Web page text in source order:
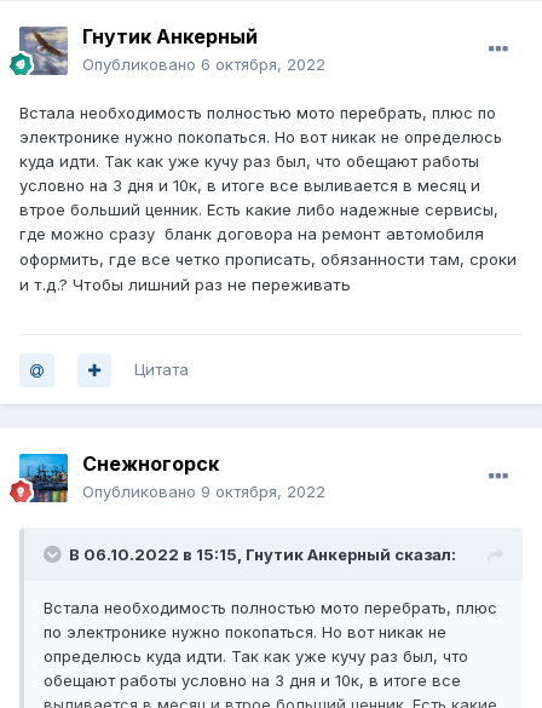
Гнутик Анкерный
Опубликовано 6 октября, 2022
Встала необходимость полностью мото перебрать, плюс по
электронике нужно покопаться. Но вот никак не определюсь
куда идти. Так как уже кучу раз был, что обещают работы
условно на 3 дня и 10к, в итоге все выливается в месяц и
втрое больший ценник. Есть какие либо надежные сервисы,
где можно сразу бланк договора на ремонт автомобиля
оформить, где все четко прописать, обязанности там, сроки
и т.д.? Чтобы лишний раз не переживать
Цитата
Снежногорск
Опубликовано 9 октября, 2022
В 06.10.2022 в 15:15, Гнутик Анкерный сказал:
Встала необходимость полностью мото перебрать, плюс
по электронике нужно покопаться. Но вот никак не
определюсь куда идти. Так как уже кучу раз был, что
обещают работы условно на 3 дня и 10к, в итоге все